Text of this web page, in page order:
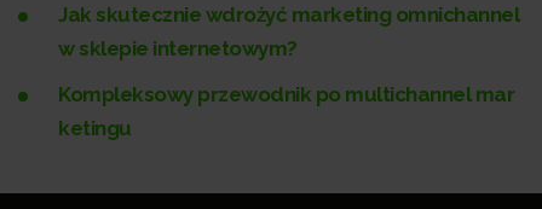
Jak skutecznie wdrożyć marketing omnichannel
w sklepie internetowym?
Kompleksowy przewodnik po multichannel mar
ketingu